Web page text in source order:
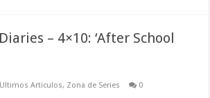
– 4×10: ‘After School
Ultimos Articulos, Zona de Series 0